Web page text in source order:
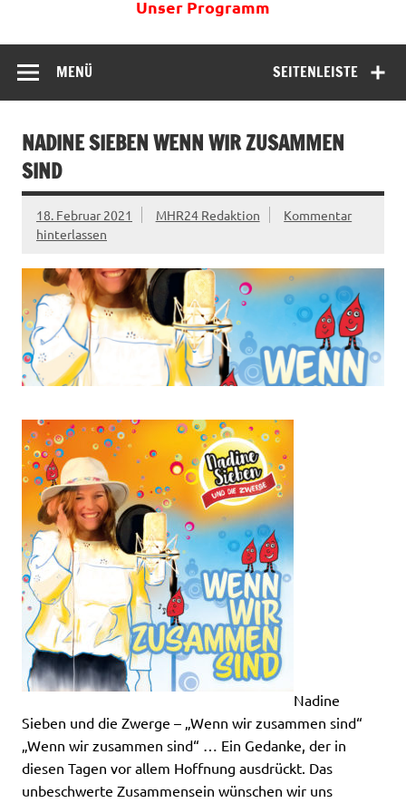
Unser Programm
SEITENLEISTE
MENÜ
NADINE SIEBEN WENN WIR ZUSAMMEN
SIND
18. Februar 2021 MHR24 Redaktion
Kommentar
hinterlassen
Nadine
Sieben und die Zwerge – „Wenn wir zusammen sind“
„Wenn wir zusammen sind“ … Ein Gedanke, der in
diesen Tagen vor allem Hoffnung ausdrückt. Das
unbeschwerte Zusammensein wünschen wir uns